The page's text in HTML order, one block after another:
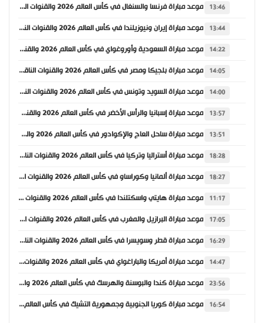
13:46 موعد مباراة فرنسا والسنغال في كأس العالم 2026 والقنوات الناقلة
13:44 موعد مباراة إيران ونيوزيلندا في كأس العالم 2026 والقنوات الناقلة
14:22 موعد مباراة السعودية وأوروغواي في كأس العالم 2026 والقنوات الناقلة
14:05 موعد مباراة بلجيكا ومصر في كأس العالم 2026 والقنوات الناقلة
14:00 موعد مباراة السويد وتونس في كأس العالم 2026 والقنوات الناقلة
13:57 موعد مباراة إسبانيا والرأس الأخضر في كأس العالم 2026 والقنوات الناقلة
13:51 موعد مباراة ساحل العاج والإكوادور في كأس العالم 2026 والقنوات الناقلة
18:28 موعد مباراة أستراليا وتركيا في كأس العالم 2026 والقنوات الناقلة
18:27 موعد مباراة ألمانيا وكوراساو في كأس العالم 2026 والقنوات الناقلة
11:17 موعد مباراة هايتي واسكتلندا في كأس العالم 2026 والقنوات الناقلة
17:05 موعد مباراة البرازيل والمغرب في كأس العالم 2026 والقنوات الناقلة
16:29 موعد مباراة قطر وسويسرا في كأس العالم 2026 والقنوات الناقلة
14:47 موعد مباراة أمريكا والباراغواي في كأس العالم 2026 والقنوات الناقلة
23:56 موعد مباراة كندا والبوسنة والهرسك في كأس العالم 2026 والقنوات الناقلة
16:54 موعد مباراة كوريا الجنوبية وجمهورية التشيك في كأس العالم 2026 والقنوات الناقلة